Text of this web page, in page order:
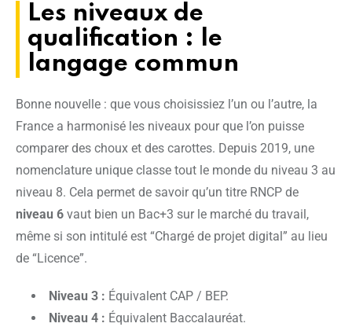
Les niveaux de
qualification : le
langage commun
Bonne nouvelle : que vous choisissiez l’un ou l’autre, la
France a harmonisé les niveaux pour que l’on puisse
comparer des choux et des carottes. Depuis 2019, une
nomenclature unique classe tout le monde du niveau 3 au
niveau 8. Cela permet de savoir qu’un titre RNCP de
niveau 6 vaut bien un Bac+3 sur le marché du travail,
même si son intitulé est “Chargé de projet digital” au lieu
de “Licence”.
Niveau 3 : Équivalent CAP / BEP.
Niveau 4 : Équivalent Baccalauréat.